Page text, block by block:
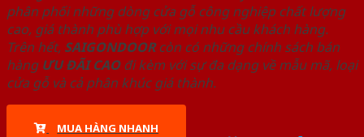
phân phối những dòng cửa gỗ công nghiệp chất lượng
cao, giá thành phù hợp với mọi nhu cầu khách hàng.
Trên hết, SAIGONDOORcòn có những chính sách bán
hàng ƯU ĐÃI CAOđi kèm với sự đa dạng về mẫu mã, loại
cửa gỗ và cả phân khúc giá thành.
MUA HÀNG NHANH